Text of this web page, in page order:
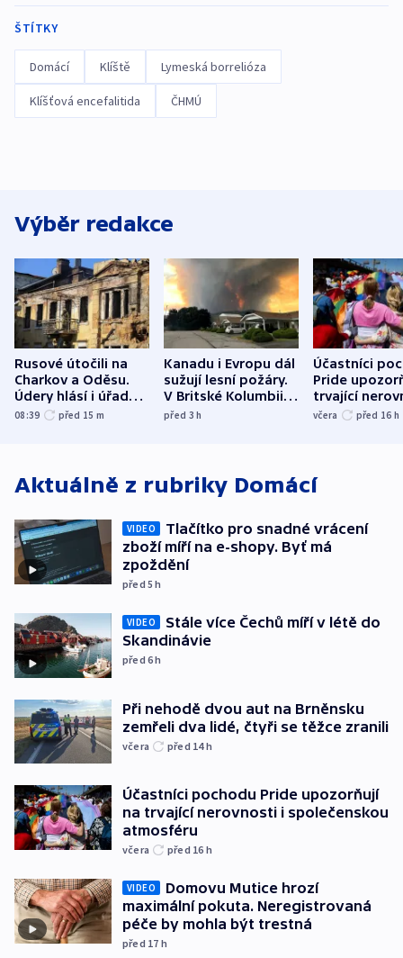
ŠTÍTKY
Domácí Klíště Lymeská borrelióza
Klíšťová encefalitida ČHMÚ
Výběr redakce
Rusové útočili na
Charkov a Oděsu.
Údery hlásí i úřady v
Bělgorodu
08:39 před 15 m
Kanadu i Evropu dál
sužují lesní požáry.
V Britské Kolumbii
evakuovali tisíce lidí
před 3h
Účastníci
Pride
trvající
včera před 16 h
Aktuálně z rubriky Domácí
VIDEO
Tlačítko pro snadné vrácení
zboží míří na e-shopy. Byť má
zpoždění
před 5h
VIDEO
Stále více Čechů míří v létě do
Skandinávie
před 6h
Při nehodě dvou aut na Brněnsku
zemřeli dva lidé, čtyři se těžce zranili
včera před 14h
Účastníci pochodu Pride upozorňují
na trvající nerovnosti i společenskou
atmosféru
včera před 16 h
VIDEO
Domovu Mutice hrozí
maximální pokuta. Neregistrovaná
péče by mohla být trestná
před 17 h